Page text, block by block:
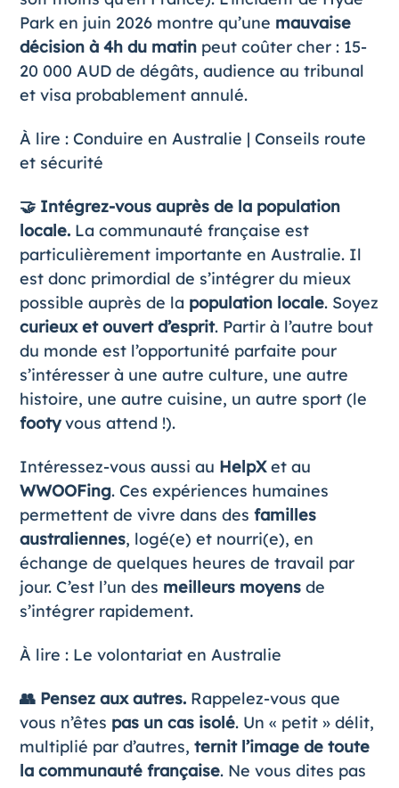
Park en juin 2026 montre qu’une mauvaise
décision à 4h du matinpeut coûter cher : 15-
20 000 AUD de dégâts, audience au tribunal
et visa probablement annulé.
À lire : Conduire en Australie | Conseils route
et sécurité
🤝 Intégrez-vous auprès de la population
locale.La communauté française est
particulièrement importante en Australie. Il
est donc primordial de s’intégrer du mieux
possible auprès de la population locale. Soyez
curieux et ouvert d’esprit. Partir à l’autre bout
du monde est l’opportunité parfaite pour
s’intéresser à une autre culture, une autre
histoire, une autre cuisine, un autre sport (le
footyvous attend !).
Intéressez-vous aussi au HelpXet au
WWOOFing. Ces expériences humaines
permettent de vivre dans des familles
australiennes, logé(e) et nourri(e), en
échange de quelques heures de travail par
jour. C’est l’un des meilleurs moyensde
s’intégrer rapidement.
À lire : Le volontariat en Australie
👥 Pensez aux autres.Rappelez-vous que
vous n’êtes pas un cas isolé. Un « petit » délit,
multiplié par d’autres, ternit l’image de toute
la communauté française. Ne vous dites pas